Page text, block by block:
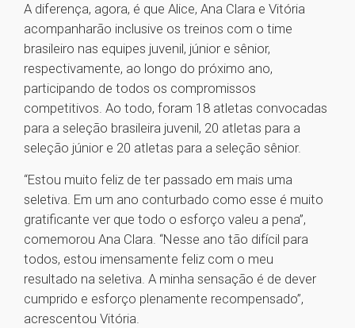
A diferença, agora, é que Alice, Ana Clara e Vitória
acompanharão inclusive os treinos com o time
brasileiro nas equipes juvenil, júnior e sênior,
respectivamente, ao longo do próximo ano,
participando de todos os compromissos
competitivos. Ao todo, foram 18 atletas convocadas
para a seleção brasileira juvenil, 20 atletas para a
seleção júnior e 20 atletas para a seleção sênior.
“Estou muito feliz de ter passado em mais uma
seletiva. Em um ano conturbado como esse é muito
gratificante ver que todo o esforço valeu a pena”,
comemorou Ana Clara. “Nesse ano tão difícil para
todos, estou imensamente feliz com o meu
resultado na seletiva. A minha sensação é de dever
cumprido e esforço plenamente recompensado”,
acrescentou Vitória.